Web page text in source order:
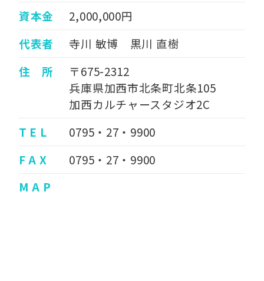
資本金
2,000,000円
代表者
寺川 敏博 黒川 直樹
住 所
〒675-2312
兵庫県加西市北条町北条105
加西カルチャースタジオ2C
T E L
0795・27・9900
F A X
0795・27・9900
M A P